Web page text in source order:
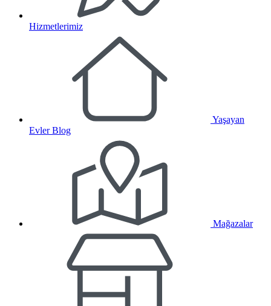
Hizmetlerimiz
Yaşayan
Evler Blog
Mağazalar